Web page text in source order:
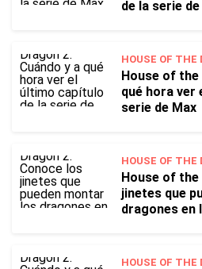
de la serie
HOUSE OF THE
House of the
qué hora ver
serie de Max
HOUSE OF THE
House of the
jinetes que
dragones en
HOUSE OF THE